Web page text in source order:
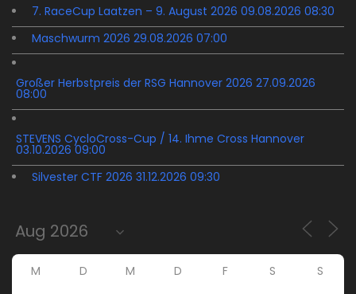
7. RaceCup Laatzen – 9. August 2026 09.08.2026 08:30
Maschwurm 2026 29.08.2026 07:00
Großer Herbstpreis der RSG Hannover 2026 27.09.2026
08:00
STEVENS CycloCross-Cup / 14. Ihme Cross Hannover
03.10.2026 09:00
Silvester CTF 2026 31.12.2026 09:30
M D M D F S S